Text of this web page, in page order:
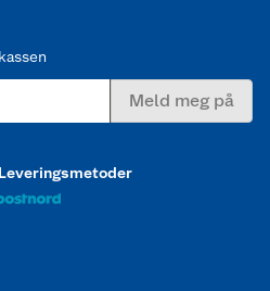
Meld meg på
Leveringsmetoder